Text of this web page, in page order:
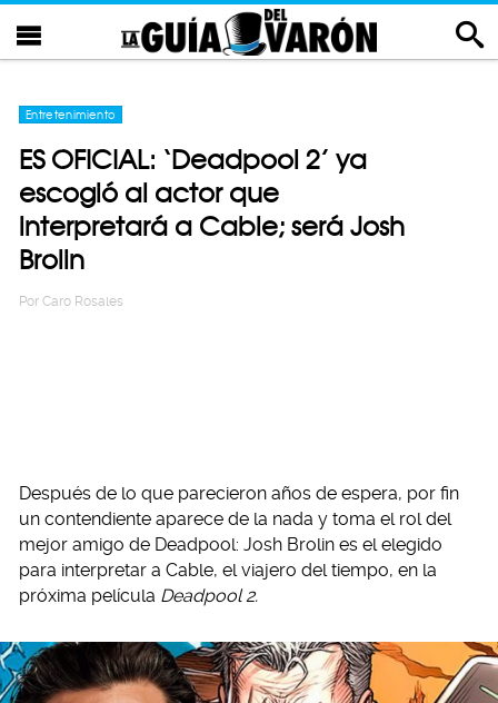
Entretenimiento
ES OFICIAL: ‘Deadpool 2’ ya
escogió al actor que
interpretará a Cable; será Josh
Brolin
Por Caro Rosales
Después de lo que parecieron años de espera, por fin
un contendiente aparece de la nada y toma el rol del
mejor amigo de Deadpool: Josh Brolin es el elegido
para interpretar a Cable, el viajero del tiempo, en la
próxima película Deadpool 2.